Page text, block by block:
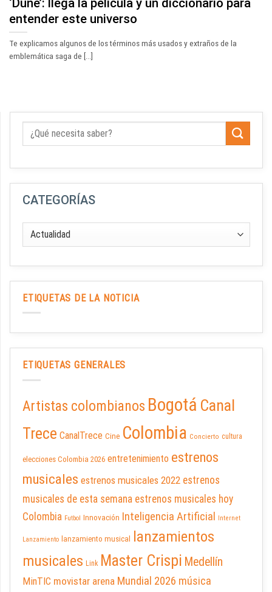
entender este universo
Te explicamos algunos de los términos más usados y extraños de la
emblemática saga de [...]
CATEGORÍAS
ETIQUETAS DE LA NOTICIA
ETIQUETAS GENERALES
Artistas colombianos Bogotá Canal
Trece CanalTrece Cine Colombia Concierto cultura
elecciones Colombia 2026 entretenimiento estrenos
musicales estrenos musicales 2022 estrenos
musicales de esta semana estrenos musicales hoy
Colombia Futbol Innovación Inteligencia Artificial Internet
Lanzamiento lanzamiento musical
lanzamientos
musicales Link Master Crispi Medellín
MinTIC movistar arena Mundial 2026 música